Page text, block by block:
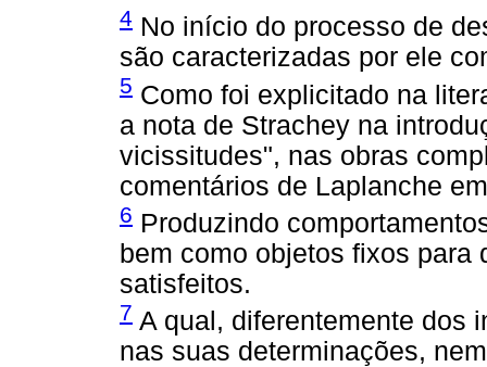
4 No início do processo de
são caracterizadas por ele
5 Como foi explicitado na
a nota de Strachey na
vicissitudes", nas obras
comentários de Laplanche
6 Produzindo
bem como objetos fixos para
satisfeitos.
7 A qual, diferentemente dos
nas suas determinações,